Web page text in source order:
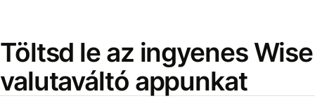
Töltsd le az ingyenes Wise
valutaváltó appunkat